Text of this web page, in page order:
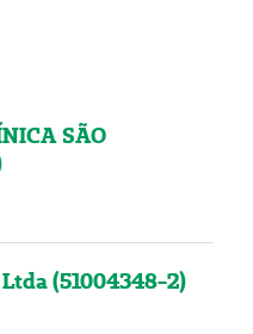
SÃO
(51004348-2)